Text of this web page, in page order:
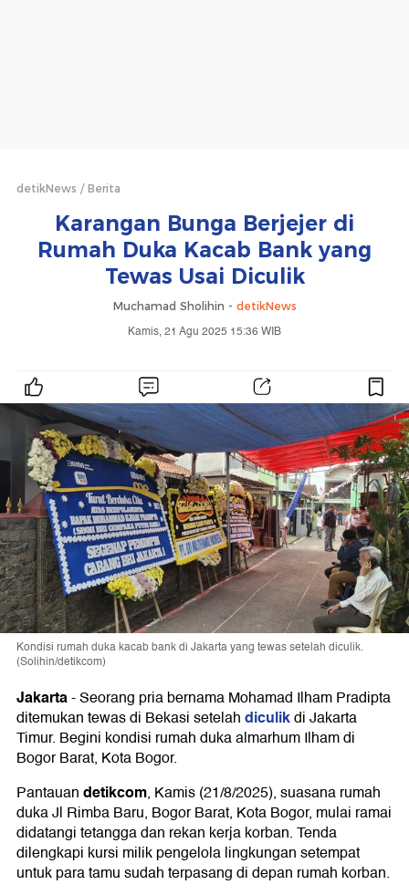
detikNews Berita
Karangan Bunga Berjejer di
Rumah Duka Kacab Bank yang
Tewas Usai Diculik
Muchamad Sholihin - detikNews
Kamis, 21 Agu 2025 15:36 WIB
Kondisi rumah duka kacab bank di Jakarta yang tewas setelah diculik.
(Solihin/detikcom)
Jakarta-Seorang pria bernama Mohamad Ilham Pradipta
ditemukan tewas di Bekasi setelahdiculikdi Jakarta
Timur. Begini kondisi rumah duka almarhum Ilham di
Bogor Barat, Kota Bogor.
Pantauandetikcom, Kamis (21/8/2025), suasana rumah
duka Jl Rimba Baru, Bogor Barat, Kota Bogor, mulai ramai
didatangi tetangga dan rekan kerja korban. Tenda
dilengkapi kursi milik pengelola lingkungan setempat
untuk para tamu sudah terpasang di depan rumah korban.